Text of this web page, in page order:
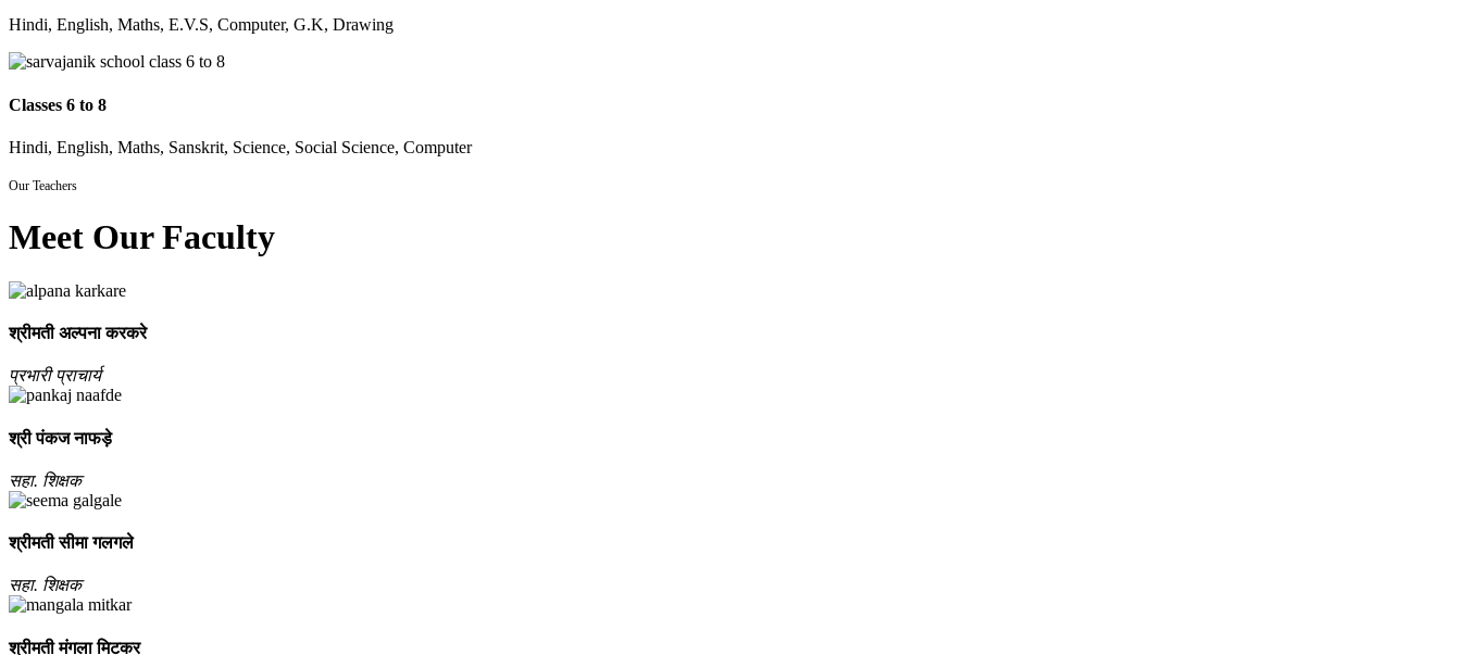
Hindi, English, Maths, E.V.S, Computer, G.K, Drawing
Classes 6 to 8
Hindi, English, Maths, Sanskrit, Science, Social Science, Computer
Our Teachers
Meet Our Faculty
श्रीमती अल्‍पना करकरे
प्रभारी प्राचार्य
श्री पंकज नाफड़े
सहा. शिक्षक
श्रीमती सीमा गलगले
सहा. शिक्षक
श्रीमती मंगला मिटकर